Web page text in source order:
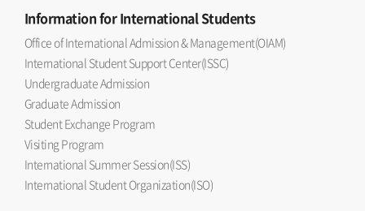
Informationfor International Students
Office of International Admission & Management(OIAM)
International Student Support Center(ISSC)
Undergraduate Admission
Graduate Admission
Student Exchange Program
Visiting Program
International Summer Session(ISS)
International Student Organization(ISO)